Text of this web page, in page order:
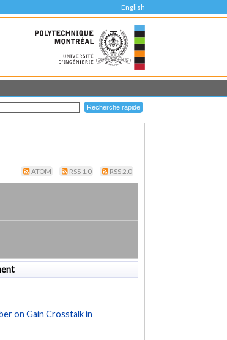
English
ATOM RSS 1.0 RSS 2.0
on Gain Crosstalk in